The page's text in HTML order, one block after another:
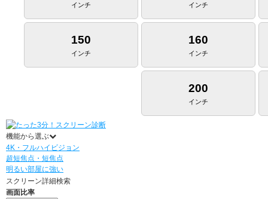
インチ インチ
150
インチ
160
インチ
200
インチ
機能から選ぶ
4K・フルハイビジョン
超短焦点・短焦点
明るい部屋に強い
スクリーン詳細検索
画面比率